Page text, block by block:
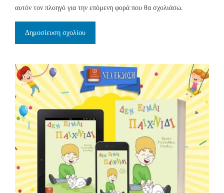
αυτόν τον πλοηγό για την επόμενη φορά που θα σχολιάσω.